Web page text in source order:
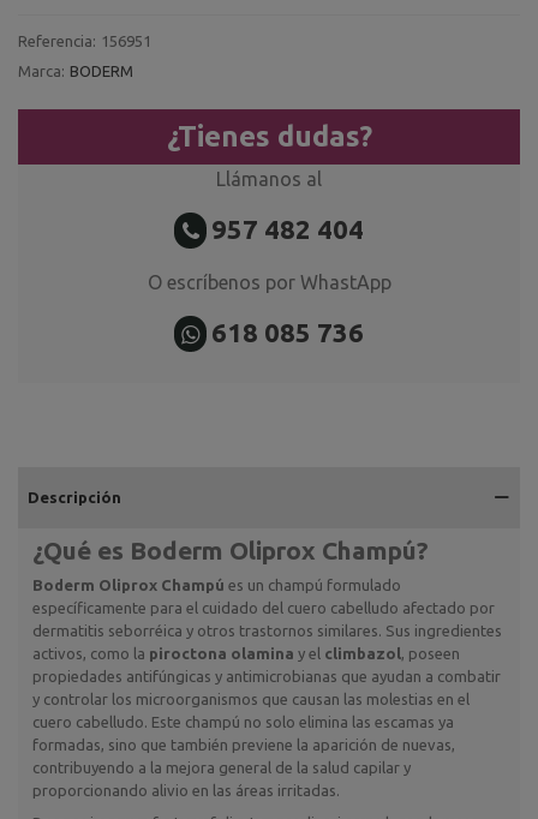
Referencia: 156951
Marca: BODERM
¿Tienes dudas?
Llámanos al
957 482 404
O escríbenos por WhastApp
618 085 736
Descripción
¿Qué es Boderm Oliprox Champú?
Boderm Oliprox Champú es un champú formulado
específicamente para el cuidado del cuero cabelludo afectado por
dermatitis seborréica y otros trastornos similares. Sus ingredientes
activos, como la piroctona olamina y el climbazol , poseen
propiedades antifúngicas y antimicrobianas que ayudan a combatir
y controlar los microorganismos que causan las molestias en el
cuero cabelludo. Este champú no solo elimina las escamas ya
formadas, sino que también previene la aparición de nuevas,
contribuyendo a la mejora general de la salud capilar y
proporcionando alivio en las áreas irritadas.